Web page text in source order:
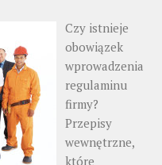
Czy istnieje
obowiązek
wprowadzenia
regulaminu
firmy?
Przepisy
wewnętrzne,
które